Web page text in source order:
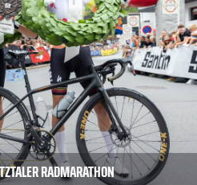
RADMARATHON